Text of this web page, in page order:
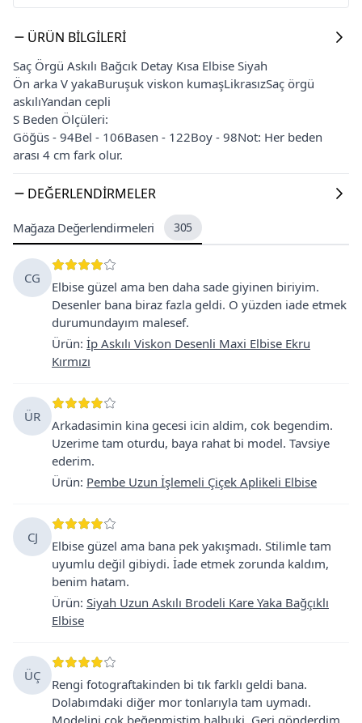
ÜRÜN BILGILERI
Saç Örgü Askılı Bağcık Detay Kısa Elbise Siyah
Ön arka V yakaBuruşuk viskon kumaşLikrasızSaç örgü
askılıYandan cepli
S Beden Ölçüleri:
Göğüs - 94Bel - 106Basen - 122Boy - 98Not: Her beden
arası 4 cm fark olur.
DEĞERLENDIRMELER
Mağaza Değerlendirmeleri 305
CG
Elbise güzel ama ben daha sade giyinen biriyim.
Desenler bana biraz fazla geldi. O yüzden iade etmek
durumundayım malesef.
Ürün: İp Askılı Viskon Desenli Maxi Elbise Ekru
Kırmızı
ÜR
Arkadasimin kina gecesi icin aldim, cok begendim.
Uzerime tam oturdu, baya rahat bi model. Tavsiye
ederim.
Ürün: Pembe Uzun İşlemeli Çiçek Aplikeli Elbise
CJ
Elbise güzel ama bana pek yakışmadı. Stilimle tam
uyumlu değil gibiydi. İade etmek zorunda kaldım,
benim hatam.
Ürün: Siyah Uzun Askılı Brodeli Kare Yaka Bağçıklı
Elbise
ÜÇ
Rengi fotograftakinden bi tık farklı geldi bana.
Dolabımdaki diğer mor tonlarıyla tam uymadı.
Modelini cok beğenmistim halbuki. Geri gönderdim.